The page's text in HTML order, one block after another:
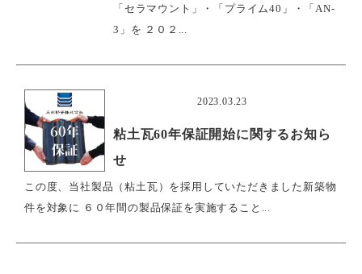
「セラマウント」・「プライム40」・「AN-
3」を ２０２...
2023.03.23
粘土瓦60年保証開始に関するお知ら
せ
この度、当社製品（粘土瓦）を採用していただきました新築物
件を対象に ６０年間の製品保証を実施すること...